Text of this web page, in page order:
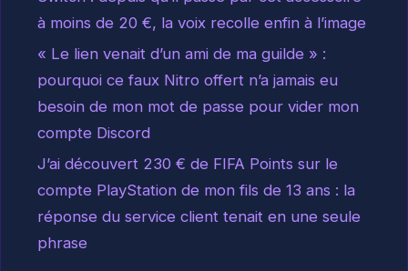
à moins de 20 €, la voix recolle enfin à l’image
« Le lien venait d’un ami de ma guilde » :
pourquoi ce faux Nitro offert n’a jamais eu
besoin de mon mot de passe pour vider mon
compte Discord
J’ai découvert 230 € de FIFA Points sur le
compte PlayStation de mon fils de 13 ans : la
réponse du service client tenait en une seule
phrase